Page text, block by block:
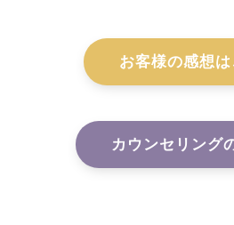
お客様の感想は
カウンセリング